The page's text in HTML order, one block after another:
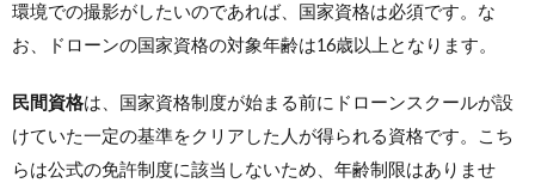
環境での撮影がしたいのであれば、国家資格は必須です。な
お、
ドローンの国家資格の対象年齢は16歳以上 となります。
民間資格は、国家資格制度が始まる前にドローンスクールが設
けていた一定の基準をクリアした人が得られる資格です。こち
らは公式の免許制度に該当しないため、 年齢制限はありませ